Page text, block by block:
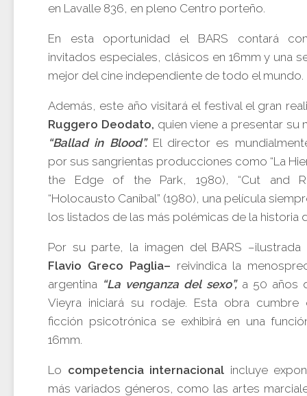
en Lavalle 836, en pleno Centro porteño.
En esta oportunidad el BARS contará
invitados especiales, clásicos en 16mm y una
mejor del cine independiente de todo el mundo.
Además, este año visitará el festival el gran
Ruggero Deodato, quien viene a presentar su
“Ballad in Blood”.El director es
por sus sangrientas producciones como “La
the Edge of the Park, 1980), “Cut and
“Holocausto Caníbal” (1980), una película
los listados de las más polémicas de la historia
Por su parte, la imagen del BARS
Flavio Greco Paglia– reivindica la
argentina “La venganza del sexo”,a 50 años
Vieyra iniciará su rodaje. Esta obra cumbre
ficción psicotrónica se exhibirá en una
16mm.
Lo competencia internacional incluye
más variados géneros, como las artes